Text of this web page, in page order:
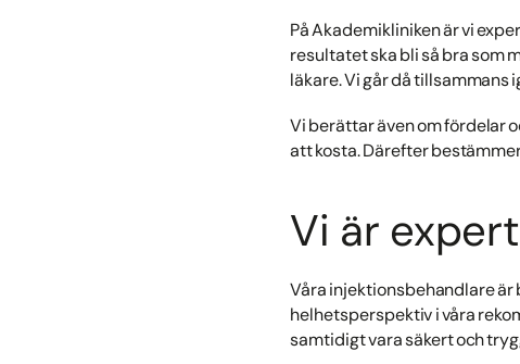
På Akademikliniken är vi
resultatet ska bli så bra som
läkare. Vi går då tillsammans
Vi berättar även om fördelar
att kosta. Därefter
Vi är
Våra injektionsbehandlare
helhetsperspektiv i våra
samtidigt vara säkert och